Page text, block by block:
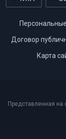
Договор
Карта
Представленная на